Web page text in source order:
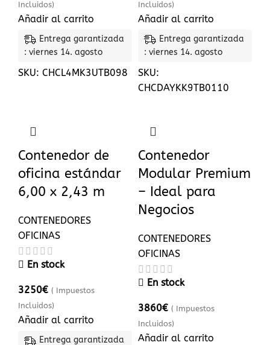
Incluidos)
Añadir al carrito
Entrega garantizada
: viernes 14. agosto
SKU: CHCL4MK3UTB098
Incluidos)
Añadir al carrito
Entrega garantizada
: viernes 14. agosto
SKU:
CHCDAYKK9TB0110
Contenedor de
oficina estándar
6,00 x 2,43 m
CONTENEDORES
OFICINAS
En stock
3250€ ( Impuestos
Incluidos)
Añadir al carrito
Entrega garantizada
Contenedor
Modular Premium
– Ideal para
Negocios
CONTENEDORES
OFICINAS
En stock
3860€ ( Impuestos
Incluidos)
Añadir al carrito